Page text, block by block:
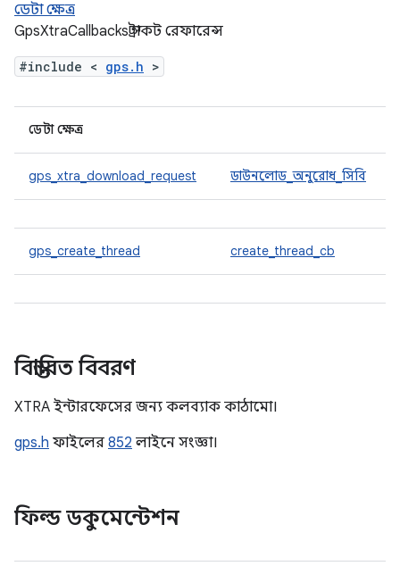
ডেটা ক্ষেত্র
GpsXtraCallbacks স্ট্রাকট রেফারেন্স
#include < gps.h >
ডেটা ক্ষেত্র
gps_xtra_download_request ডাউনলোড_অনুরোধ_সিবি
gps_create_thread create_thread_cb
বিস্তারিত বিবরণ
XTRA ইন্টারফেসের জন্য কলব্যাক কাঠামো।
gps.h ফাইলের 852 লাইনে সংজ্ঞা।
ফিল্ড ডকুমেন্টেশন